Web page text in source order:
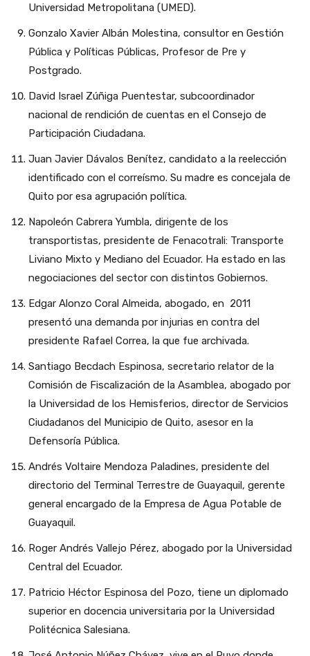
Universidad Metropolitana (UMED).
Gonzalo Xavier Albán Molestina, consultor en Gestión
Pública y Políticas Públicas, Profesor de Pre y
Postgrado.
David Israel Zúñiga Puentestar, subcoordinador
nacional de rendición de cuentas en el Consejo de
Participación Ciudadana.
Juan Javier Dávalos Benítez, candidato a la reelección
identificado con el correísmo. Su madre es concejala de
Quito por esa agrupación política.
Napoleón Cabrera Yumbla, dirigente de los
transportistas, presidente de Fenacotrali: Transporte
Liviano Mixto y Mediano del Ecuador. Ha estado en las
negociaciones del sector con distintos Gobiernos.
Edgar Alonzo Coral Almeida, abogado, en 2011
presentó una demanda por injurias en contra del
presidente Rafael Correa, la que fue archivada.
Santiago Becdach Espinosa, secretario relator de la
Comisión de Fiscalización de la Asamblea, abogado por
la Universidad de los Hemisferios, director de Servicios
Ciudadanos del Municipio de Quito, asesor en la
Defensoría Pública.
Andrés Voltaire Mendoza Paladines, presidente del
directorio del Terminal Terrestre de Guayaquil, gerente
general encargado de la Empresa de Agua Potable de
Guayaquil.
Roger Andrés Vallejo Pérez, abogado por la Universidad
Central del Ecuador.
Patricio Héctor Espinosa del Pozo, tiene un diplomado
superior en docencia universitaria por la Universidad
Politécnica Salesiana.